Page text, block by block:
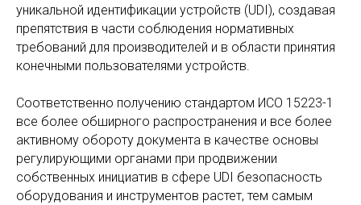
уникальной идентификации устройств (UDI), создавая
препятствия в части соблюдения нормативных
требований для производителей и в области принятия
конечными пользователями устройств.
Соответственно получению стандартом ИСО 15223-1
все более обширного распространения и все более
активному обороту документа в качестве основы
регулирующими органами при продвижении
собственных инициатив в сфере UDI безопасность
оборудования и инструментов растет, тем самым